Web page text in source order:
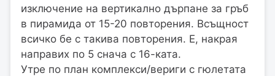
изключение на вертикално дърпане за гръб
в пирамида от 15-20 повторения. Всъщност
всичко бе с такива повторения. Е, накрая
направих по 5 снача с 16-ката.
Утре по план комплекси/вериги с гюлетата